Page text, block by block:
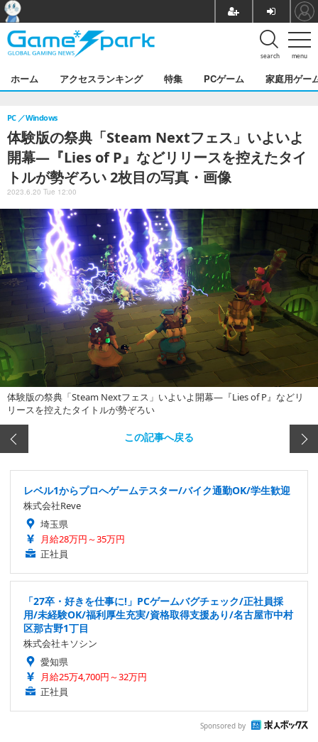
menu
search
ホーム アクセスランキング 特集 PCゲーム 家庭用ゲー
体験版の祭典「Steam Nextフェス」いよいよ
開幕―『Lies of P』などリリースを控えたタイ
トルが勢ぞろい 2枚目の写真・画像
PC Windows
2023.6.20 Tue 12:00
体験版の祭典「Steam Nextフェス」いよいよ開幕―『Lies of P』などリ
リースを控えたタイトルが勢ぞろい
この記事へ戻る
レベル1からプロへゲームテスター/バイク通勤OK/学生歓迎
株式会社Reve
埼玉県
月給28万円～35万円
正社員
「27卒・好きを仕事に!」PCゲームバグチェック/正社員採
用/未経験OK/福利厚生充実/資格取得支援あり/名古屋市中村
区那古野1丁目
株式会社キソシン
愛知県
月給25万4,700円～32万円
正社員
Sponsored by